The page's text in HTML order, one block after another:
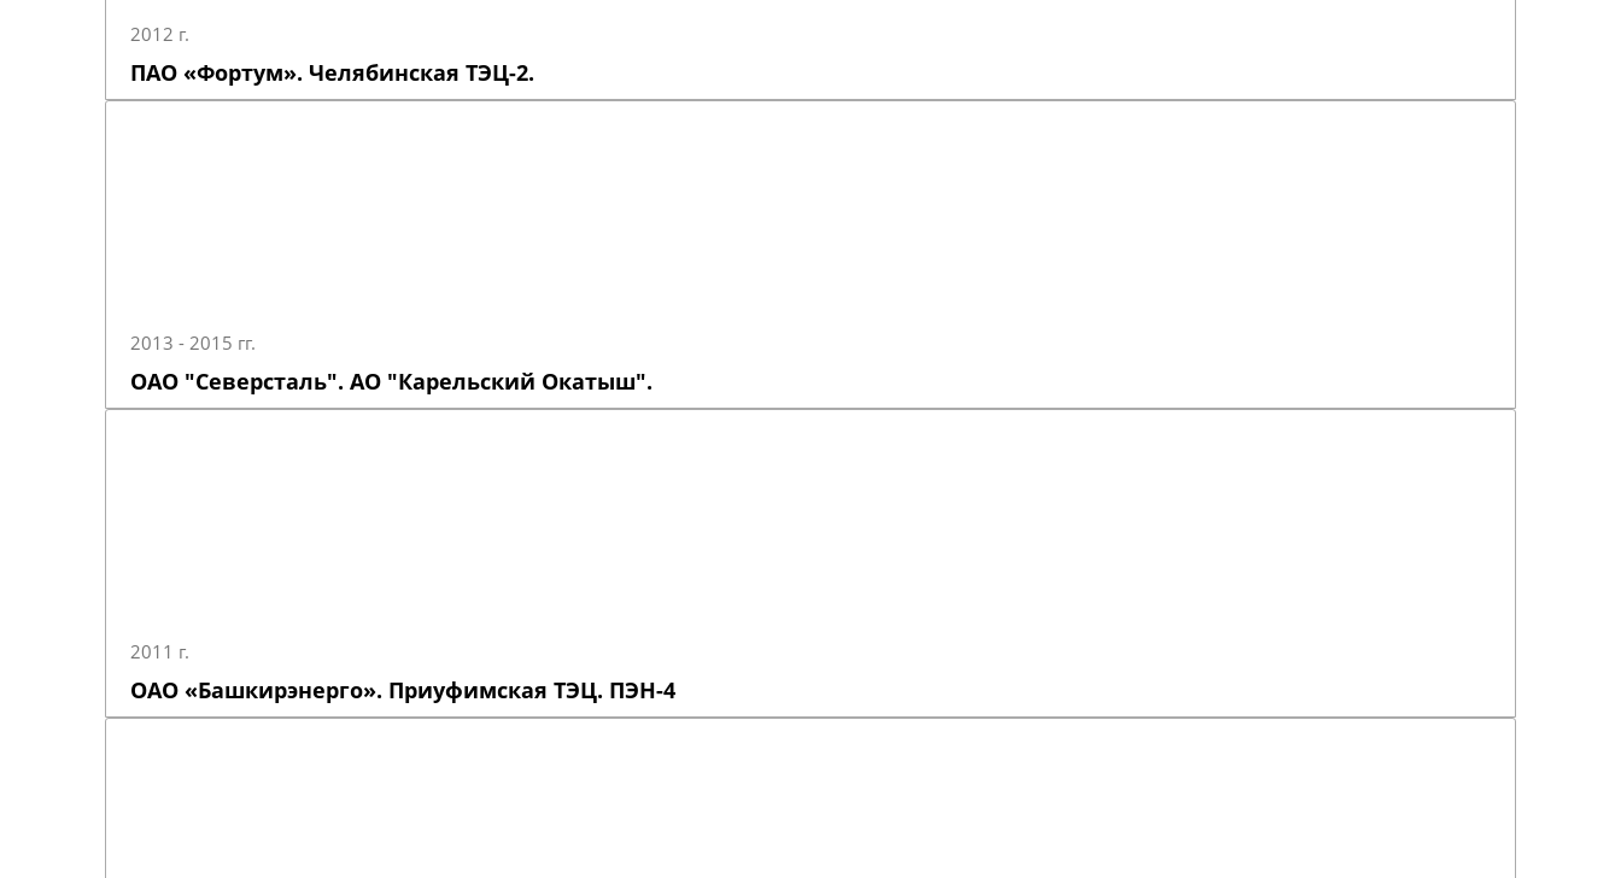
2012 г.
ПАО «Фортум». Челябинская ТЭЦ-2.
2013 - 2015 гг.
ОАО "Северсталь". АО "Карельский Окатыш".
2011 г.
ОАО «Башкирэнерго». Приуфимская ТЭЦ. ПЭН-4